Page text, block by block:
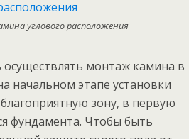
углового расположения
осуществлять монтаж камина в
начальном этапе установки
зону, в первую
фундамента. Чтобы быть